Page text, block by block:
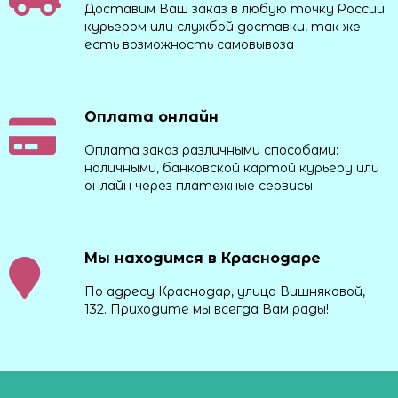
Доставим Ваш заказ в любую точку России
курьером или службой доставки, так же
есть возможность самовывоза
Оплата онлайн
Оплата заказ различными способами:
наличными, банковской картой курьеру или
онлайн через платежные сервисы
Мы находимся в Краснодаре
По адресу Краснодар, улица Вишняковой,
132. Приходите мы всегда Вам рады!